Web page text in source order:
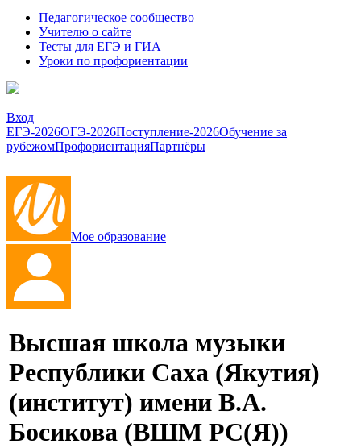
Педагогическое сообщество
Учителю о сайте
Тесты для ЕГЭ и ГИА
Уроки по профориентации
Вход
ЕГЭ-2026ОГЭ-2026Поступление-2026Обучение за
рубежомПрофориентацияПартнёры
Мое образование
Высшая школа музыки
Республики Саха (Якутия)
(институт) имени В.А.
Босикова (ВШМ РС(Я))